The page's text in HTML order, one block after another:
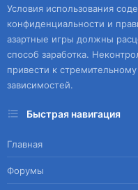
Условия использования
конфиденциальности и
азартные игры должны
способ заработка.
привести к
зависимостей.
Быстрая навигация
Главная
Форумы